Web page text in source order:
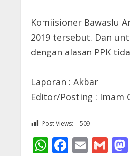
Komiisioner Bawaslu
2019 tersebut. Dan
dengan alasan PPK
Laporan : Akbar
Editor/Posting : Imam
Post Views: 509
WhatsApp
Email